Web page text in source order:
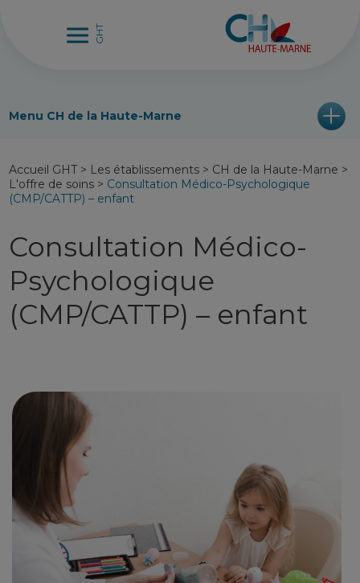
Menu CH de la Haute-Marne
Accueil GHT > Les établissements > CH de la Haute-Marne >
L'offre de soins > Consultation Médico-Psychologique
(CMP/CATTP) – enfant
Consultation Médico-
Psychologique
(CMP/CATTP) – enfant